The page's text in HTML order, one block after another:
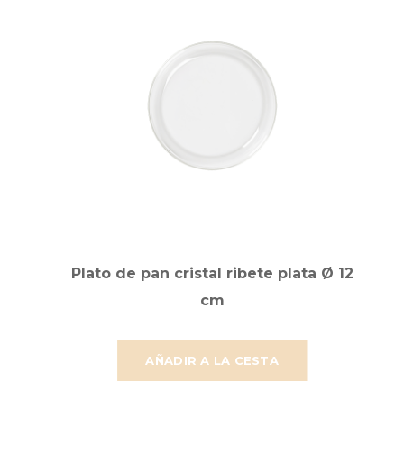
AÑADIR A LA CESTA
Plato de pan cristal ribete plata Ø 12
cm